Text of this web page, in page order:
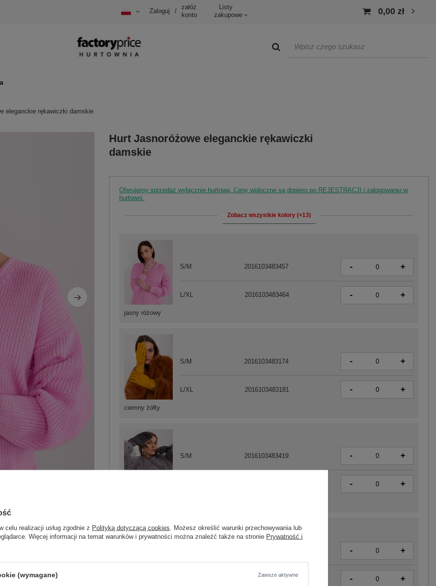
Zaloguj /
załóż
konto
Listy
zakupowe
0,00 zł
eleganckie rękawiczki damskie
Hurt Jasnoróżowe eleganckie rękawiczki
damskie
Oferujemy sprzedaż wyłącznie hurtową. Ceny widoczne są dopiero po REJESTRACJI i zalogowaniu w
hurtowni.
Zobacz wszystkie kolory (+13)
ciemny żółty
S/M 2016103483174 - +
L/XL 2016103483181 - +
S/M 2016103483419 - +
- +
- +
2016103483488 - +
jasny różowy
S/M 2016103483457 - +
L/XL 2016103483464 - +
celu realizacji usług zgodnie z Polityką dotyczącą cookies . Możesz określić warunki przechowywania lub
Więcej informacji na temat warunków i prywatności można znaleźć także na stronie Prywatność i
(wymagane) Zawsze aktywne